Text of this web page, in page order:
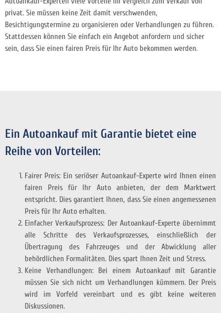
privat. Sie müssen keine Zeit damit verschwenden,
Besichtigungstermine zu organisieren oder Verhandlungen zu führen.
Stattdessen können Sie einfach ein Angebot anfordern und sicher
sein, dass Sie einen fairen Preis für Ihr Auto bekommen werden.
Ein Autoankauf mit Garantie bietet eine
Reihe von Vorteilen:
Fairer Preis: Ein seriöser Autoankauf-Experte wird Ihnen einen
fairen Preis für Ihr Auto anbieten, der dem Marktwert
entspricht. Dies garantiert Ihnen, dass Sie einen angemessenen
Preis für Ihr Auto erhalten.
Einfacher Verkaufsprozess: Der Autoankauf-Experte übernimmt
alle Schritte des Verkaufsprozesses, einschließlich der
Übertragung des Fahrzeuges und der Abwicklung aller
behördlichen Formalitäten. Dies spart Ihnen Zeit und Stress.
Keine Verhandlungen: Bei einem Autoankauf mit Garantie
müssen Sie sich nicht um Verhandlungen kümmern. Der Preis
wird im Vorfeld vereinbart und es gibt keine weiteren
Diskussionen.